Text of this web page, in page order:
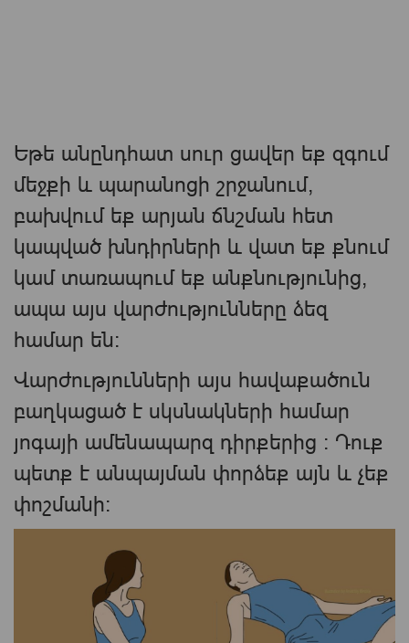
Եթե ​​անընդհատ սուր ցավեր եք զգում
մեջքի և պարանոցի շրջանում,
բախվում եք արյան ճնշման հետ
կապված խնդիրների և վատ եք քնում
կամ տառապում եք անքնությունից,
ապա այս վարժությունները ձեզ
համար են:
Վարժությունների այս հավաքածուն
բաղկացած է սկսնակների համար
յոգայի ամենապարզ դիրքերից : Դուք
պետք է անպայման փորձեք այն և չեք
փոշմանի: